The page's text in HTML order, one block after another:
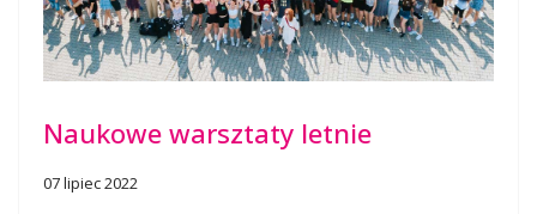
Naukowe warsztaty letnie
07 lipiec 2022